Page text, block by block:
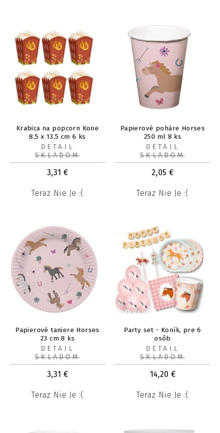
Krabica na popcorn Kone
8,5 x 13,5 cm 6 ks
3,31 €
Teraz Nie Je :(
DETAIL
SKLADOM
Papierové poháre Horses
250 ml 8 ks
2,05 €
Teraz Nie Je :(
DETAIL
SKLADOM
Papierové taniere Horses
23 cm 8 ks
3,31 €
Teraz Nie Je :(
DETAIL
SKLADOM
Party set - Koník, pre 6
osôb
14,20 €
Teraz Nie Je :(
DETAIL
SKLADOM